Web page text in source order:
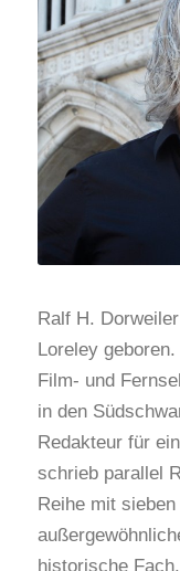
Ralf H.
Loreley
Film- und
in den
Redakteur für
schrieb parallel
Reihe mit
historische